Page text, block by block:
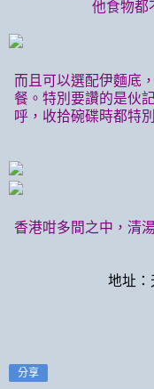
他食物都
而且可以選配伊麵底
餐。特別要讚的是伙
呼，收拾碗碟時都特
香港咁多間之中，清
地址：
分享